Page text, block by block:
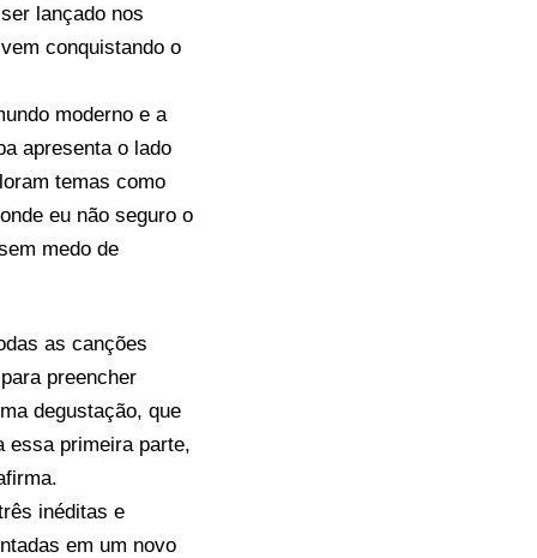
lançado nos
conquistando o
moderno e a
apresenta o lado
temas como
eu não seguro o
medo de
as canções
preencher
degustação, que
essa primeira parte,
inéditas e
em um novo